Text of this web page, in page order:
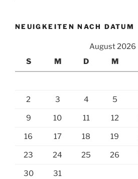
NEUIGKEITEN NACH DATUM
August 2026
S
M D M
2 3 4 5
9 10 11 12
16 17 18 19
23 24 25 26
30 31